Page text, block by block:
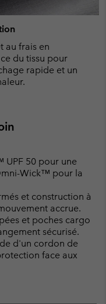
au frais en
du tissu pour
rapide et un
UPF 50 pour une
Wick™ pour la
et construction à
accrue.
et poches cargo
sécurisé.
d'un cordon de
face aux